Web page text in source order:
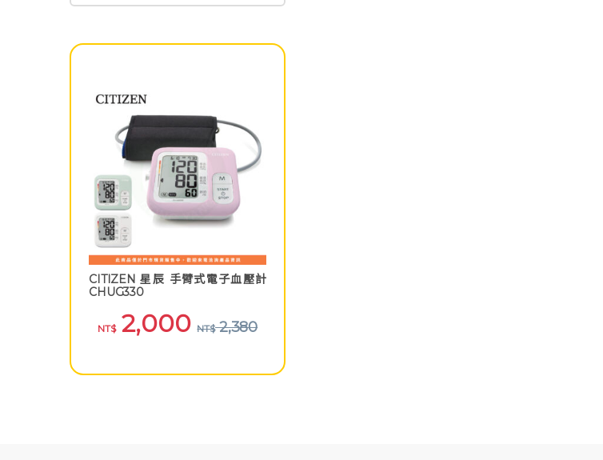
CITIZEN 星辰 手臂式電子血壓計
CHUG330
NT$2,000 NT$2,380